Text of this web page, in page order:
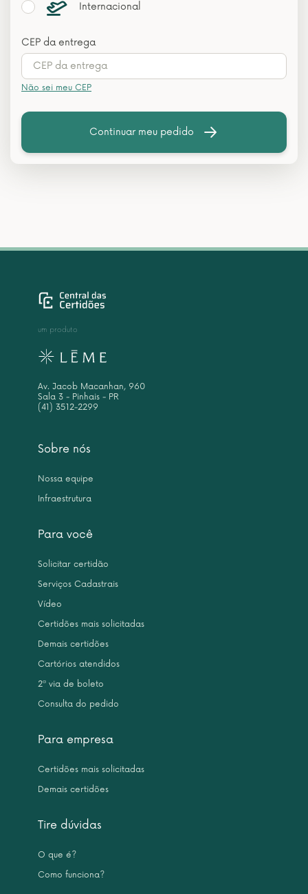
Internacional
CEP da entrega
Não sei meu CEP
Continuar meu pedido
Sobre nós
Nossa equipe
Infraestrutura
Para você
Solicitar certidão
Serviços Cadastrais
Vídeo
Certidões mais solicitadas
Demais certidões
Cartórios atendidos
2ª via de boleto
Consulta do pedido
Para empresa
Certidões mais solicitadas
Demais certidões
Tire dúvidas
O que é?
Como funciona?
um produto
Av. Jacob Macanhan, 960
Sala 3 - Pinhais - PR
(41) 3512-2299